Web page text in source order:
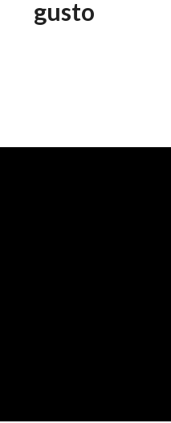
gusto